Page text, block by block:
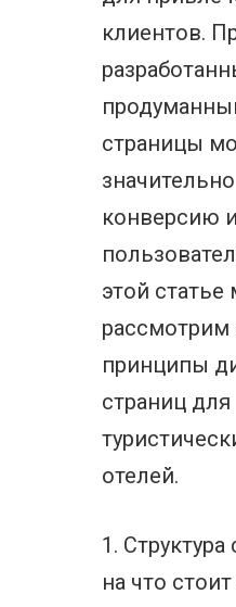
клиентов.
страницы
конверсию
этой статье
принципы
страниц для
отелей.
1.
на что